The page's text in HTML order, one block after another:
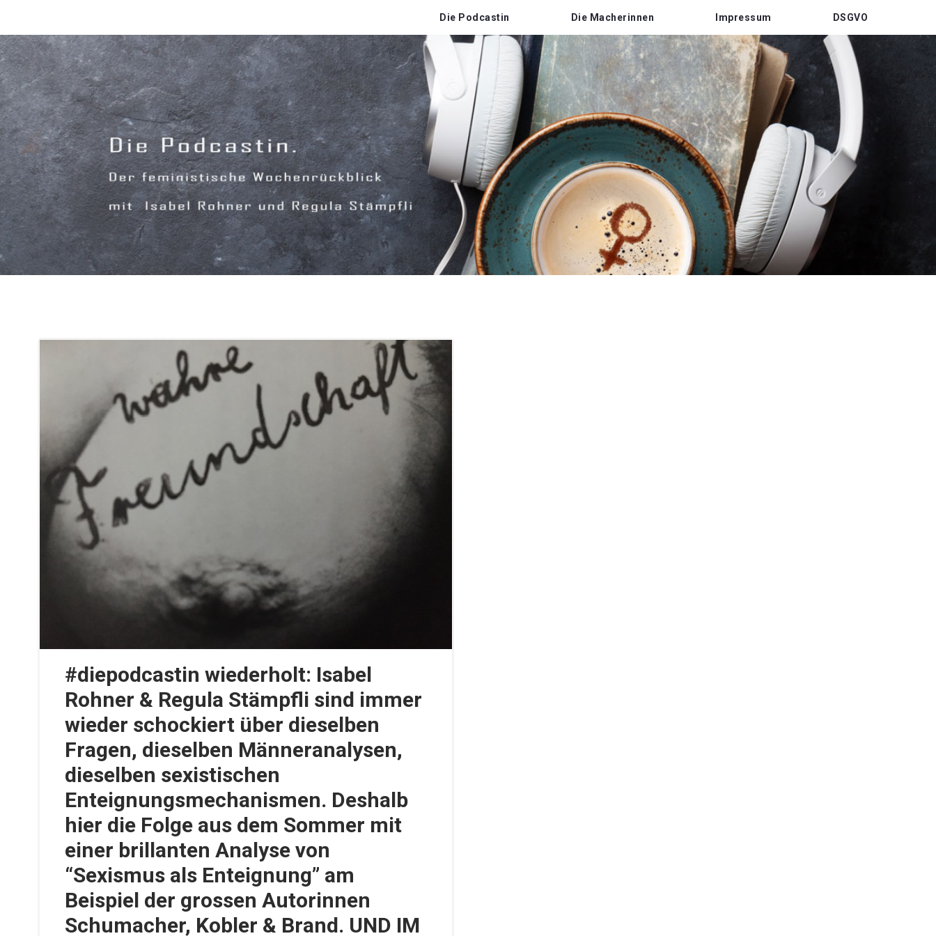
Die Podcastin Die Macherinnen Impressum DSGVO
#diepodcastin wiederholt: Isabel
Rohner & Regula Stämpfli sind immer
wieder schockiert über dieselben
Fragen, dieselben Männeranalysen,
dieselben sexistischen
Enteignungsmechanismen. Deshalb
hier die Folge aus dem Sommer mit
einer brillanten Analyse von
“Sexismus als Enteignung” am
Beispiel der grossen Autorinnen
Schumacher, Kobler & Brand. UND IM